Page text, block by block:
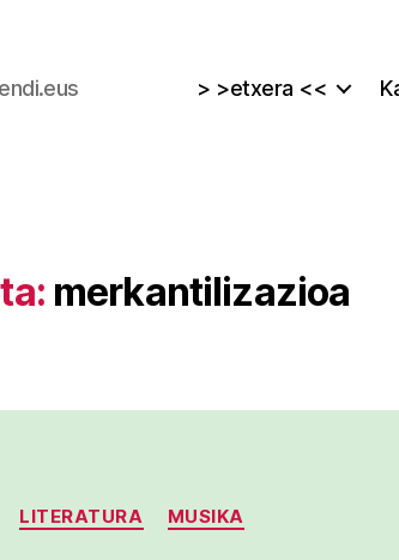
> >etxera <<
merkantilizazioa
Kategoriak
LITERATURA MUSIKA